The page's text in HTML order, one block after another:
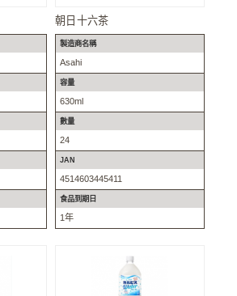
朝日十六茶
製造商名稱
Asahi
容量
630ml
數量
24
JAN
4514603445411
食品到期日
1年